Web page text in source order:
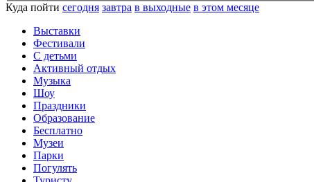
Куда пойти сегодня завтра в выходные в этом месяце
Выставки
Фестивали
С детьми
Активный отдых
Музыка
Шоу
Праздники
Образование
Бесплатно
Музеи
Парки
Погулять